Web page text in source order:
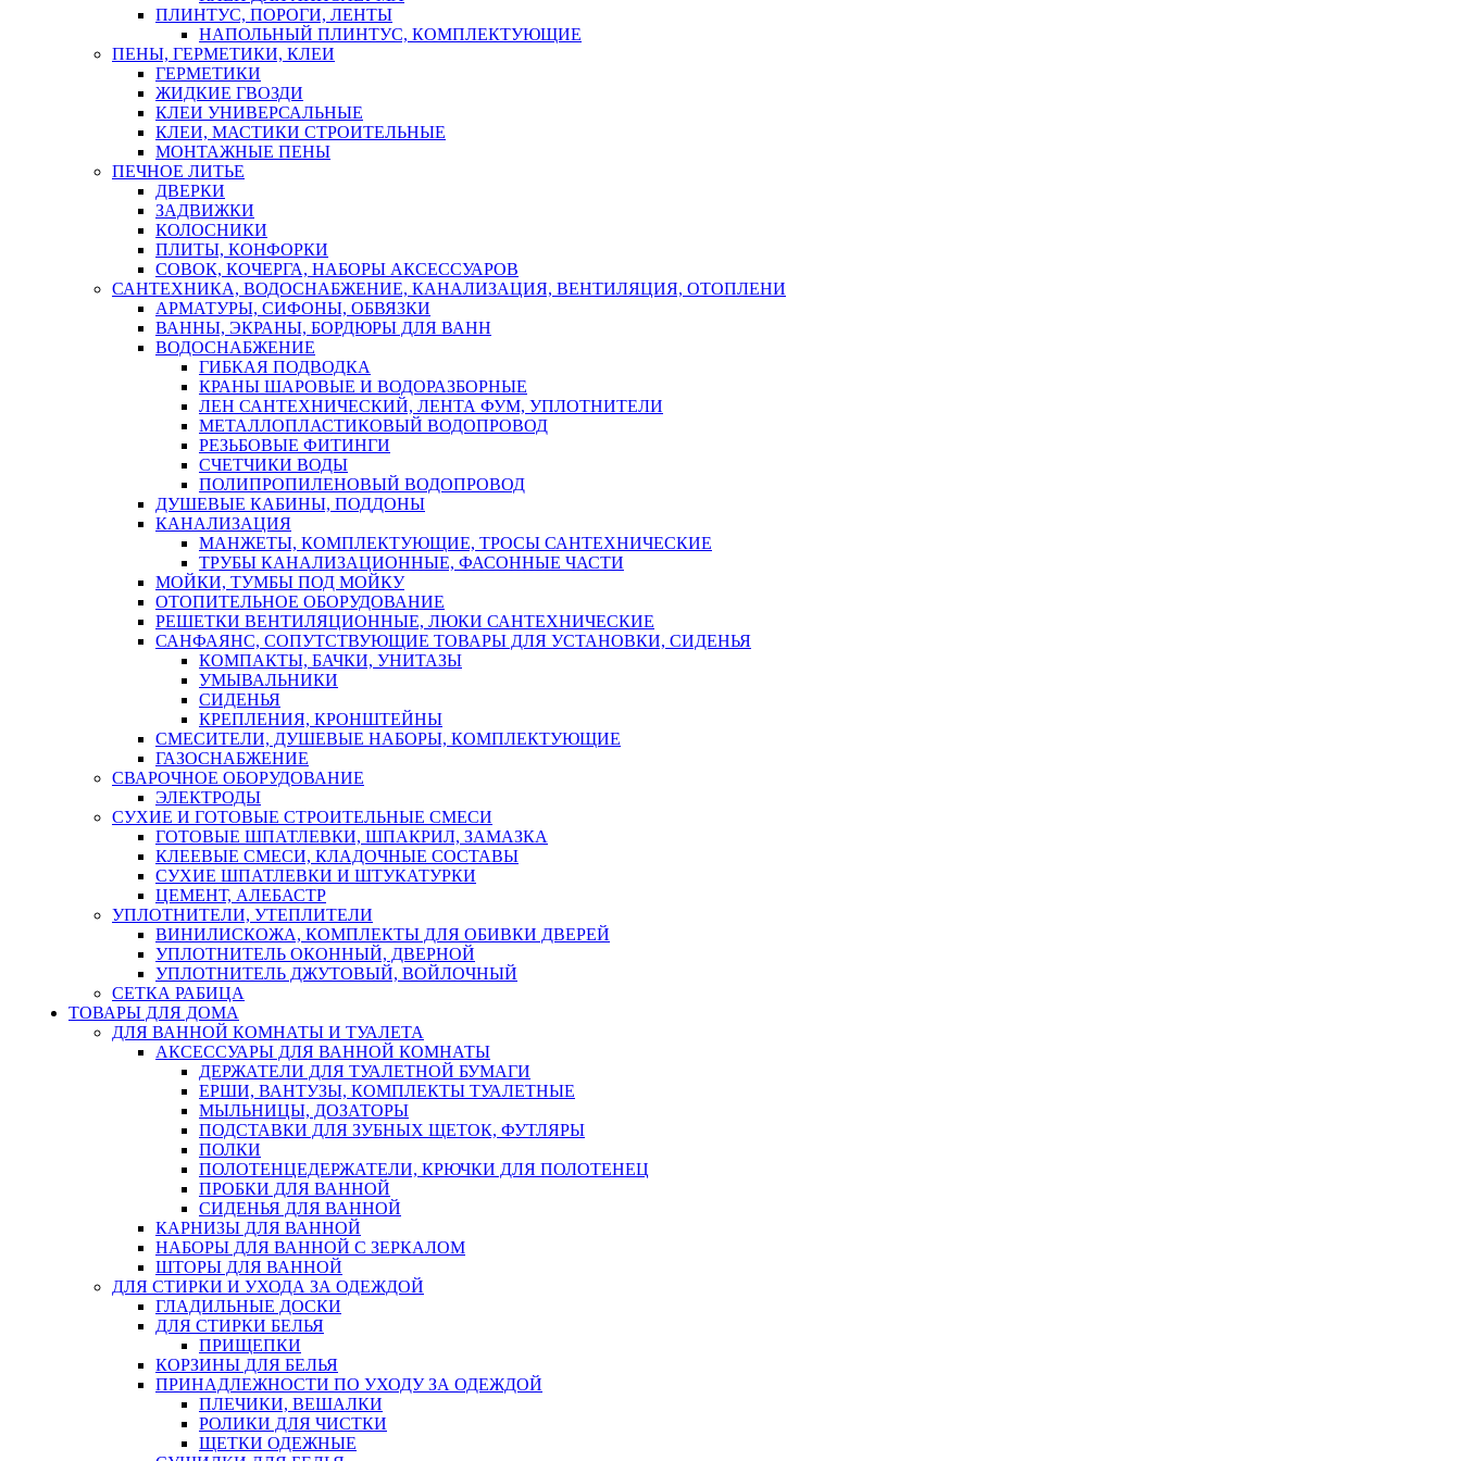
ПЛИНТУС, ПОРОГИ, ЛЕНТЫ
НАПОЛЬНЫЙ ПЛИНТУС, КОМПЛЕКТУЮЩИЕ
ПЕНЫ, ГЕРМЕТИКИ, КЛЕИ
ГЕРМЕТИКИ
ЖИДКИЕ ГВОЗДИ
КЛЕИ УНИВЕРСАЛЬНЫЕ
КЛЕИ, МАСТИКИ СТРОИТЕЛЬНЫЕ
МОНТАЖНЫЕ ПЕНЫ
ПЕЧНОЕ ЛИТЬЕ
ДВЕРКИ
ЗАДВИЖКИ
КОЛОСНИКИ
ПЛИТЫ, КОНФОРКИ
СОВОК, КОЧЕРГА, НАБОРЫ АКСЕССУАРОВ
САНТЕХНИКА, ВОДОСНАБЖЕНИЕ, КАНАЛИЗАЦИЯ, ВЕНТИЛЯЦИЯ, ОТОПЛЕНИ
АРМАТУРЫ, СИФОНЫ, ОБВЯЗКИ
ВАННЫ, ЭКРАНЫ, БОРДЮРЫ ДЛЯ ВАНН
ВОДОСНАБЖЕНИЕ
ГИБКАЯ ПОДВОДКА
КРАНЫ ШАРОВЫЕ И ВОДОРАЗБОРНЫЕ
ЛЕН САНТЕХНИЧЕСКИЙ, ЛЕНТА ФУМ, УПЛОТНИТЕЛИ
МЕТАЛЛОПЛАСТИКОВЫЙ ВОДОПРОВОД
РЕЗЬБОВЫЕ ФИТИНГИ
СЧЕТЧИКИ ВОДЫ
ПОЛИПРОПИЛЕНОВЫЙ ВОДОПРОВОД
ДУШЕВЫЕ КАБИНЫ, ПОДДОНЫ
КАНАЛИЗАЦИЯ
МАНЖЕТЫ, КОМПЛЕКТУЮЩИЕ, ТРОСЫ САНТЕХНИЧЕСКИЕ
ТРУБЫ КАНАЛИЗАЦИОННЫЕ, ФАСОННЫЕ ЧАСТИ
МОЙКИ, ТУМБЫ ПОД МОЙКУ
ОТОПИТЕЛЬНОЕ ОБОРУДОВАНИЕ
РЕШЕТКИ ВЕНТИЛЯЦИОННЫЕ, ЛЮКИ САНТЕХНИЧЕСКИЕ
САНФАЯНС, СОПУТСТВУЮЩИЕ ТОВАРЫ ДЛЯ УСТАНОВКИ, СИДЕНЬЯ
КОМПАКТЫ, БАЧКИ, УНИТАЗЫ
УМЫВАЛЬНИКИ
СИДЕНЬЯ
КРЕПЛЕНИЯ, КРОНШТЕЙНЫ
СМЕСИТЕЛИ, ДУШЕВЫЕ НАБОРЫ, КОМПЛЕКТУЮЩИЕ
ГАЗОСНАБЖЕНИЕ
СВАРОЧНОЕ ОБОРУДОВАНИЕ
ЭЛЕКТРОДЫ
СУХИЕ И ГОТОВЫЕ СТРОИТЕЛЬНЫЕ СМЕСИ
ГОТОВЫЕ ШПАТЛЕВКИ, ШПАКРИЛ, ЗАМАЗКА
КЛЕЕВЫЕ СМЕСИ, КЛАДОЧНЫЕ СОСТАВЫ
СУХИЕ ШПАТЛЕВКИ И ШТУКАТУРКИ
ЦЕМЕНТ, АЛЕБАСТР
УПЛОТНИТЕЛИ, УТЕПЛИТЕЛИ
ВИНИЛИСКОЖА, КОМПЛЕКТЫ ДЛЯ ОБИВКИ ДВЕРЕЙ
УПЛОТНИТЕЛЬ ОКОННЫЙ, ДВЕРНОЙ
УПЛОТНИТЕЛЬ ДЖУТОВЫЙ, ВОЙЛОЧНЫЙ
СЕТКА РАБИЦА
ТОВАРЫ ДЛЯ ДОМА
ДЛЯ ВАННОЙ КОМНАТЫ И ТУАЛЕТА
АКСЕССУАРЫ ДЛЯ ВАННОЙ КОМНАТЫ
ДЕРЖАТЕЛИ ДЛЯ ТУАЛЕТНОЙ БУМАГИ
ЕРШИ, ВАНТУЗЫ, КОМПЛЕКТЫ ТУАЛЕТНЫЕ
МЫЛЬНИЦЫ, ДОЗАТОРЫ
ПОДСТАВКИ ДЛЯ ЗУБНЫХ ЩЕТОК, ФУТЛЯРЫ
ПОЛКИ
ПОЛОТЕНЦЕДЕРЖАТЕЛИ, КРЮЧКИ ДЛЯ ПОЛОТЕНЕЦ
ПРОБКИ ДЛЯ ВАННОЙ
СИДЕНЬЯ ДЛЯ ВАННОЙ
КАРНИЗЫ ДЛЯ ВАННОЙ
НАБОРЫ ДЛЯ ВАННОЙ С ЗЕРКАЛОМ
ШТОРЫ ДЛЯ ВАННОЙ
ДЛЯ СТИРКИ И УХОДА ЗА ОДЕЖДОЙ
ГЛАДИЛЬНЫЕ ДОСКИ
ДЛЯ СТИРКИ БЕЛЬЯ
ПРИЩЕПКИ
КОРЗИНЫ ДЛЯ БЕЛЬЯ
ПРИНАДЛЕЖНОСТИ ПО УХОДУ ЗА ОДЕЖДОЙ
ПЛЕЧИКИ, ВЕШАЛКИ
РОЛИКИ ДЛЯ ЧИСТКИ
ЩЕТКИ ОДЕЖНЫЕ